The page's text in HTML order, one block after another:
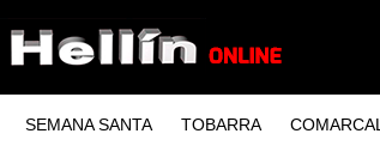
SEMANA SANTA TOBARRA COMARCAL